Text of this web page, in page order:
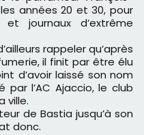
années 20 et 30, pour
journaux d’extrême
rappeler qu’après
il finit par être élu
d’avoir laissé son nom
l’AC Ajaccio, le club
ville.
de Bastia jusqu’à son
donc.